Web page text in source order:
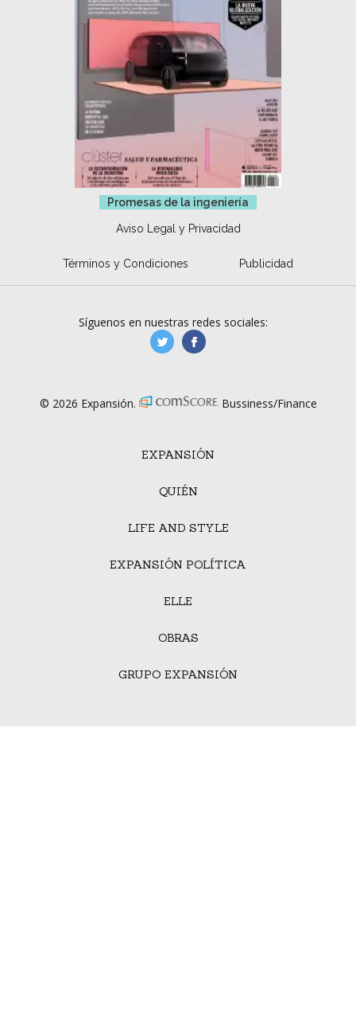
Promesas de la ingeniería
Aviso Legal y Privacidad
Términos y Condiciones Publicidad
EXPANSIÓN
QUIÉN
LIFE AND STYLE
EXPANSIÓN POLÍTICA
ELLE
OBRAS
GRUPO EXPANSIÓN
Síguenos en nuestras redes sociales:
manufacturaGE
© 2026 Expansión. Bussiness/Finance